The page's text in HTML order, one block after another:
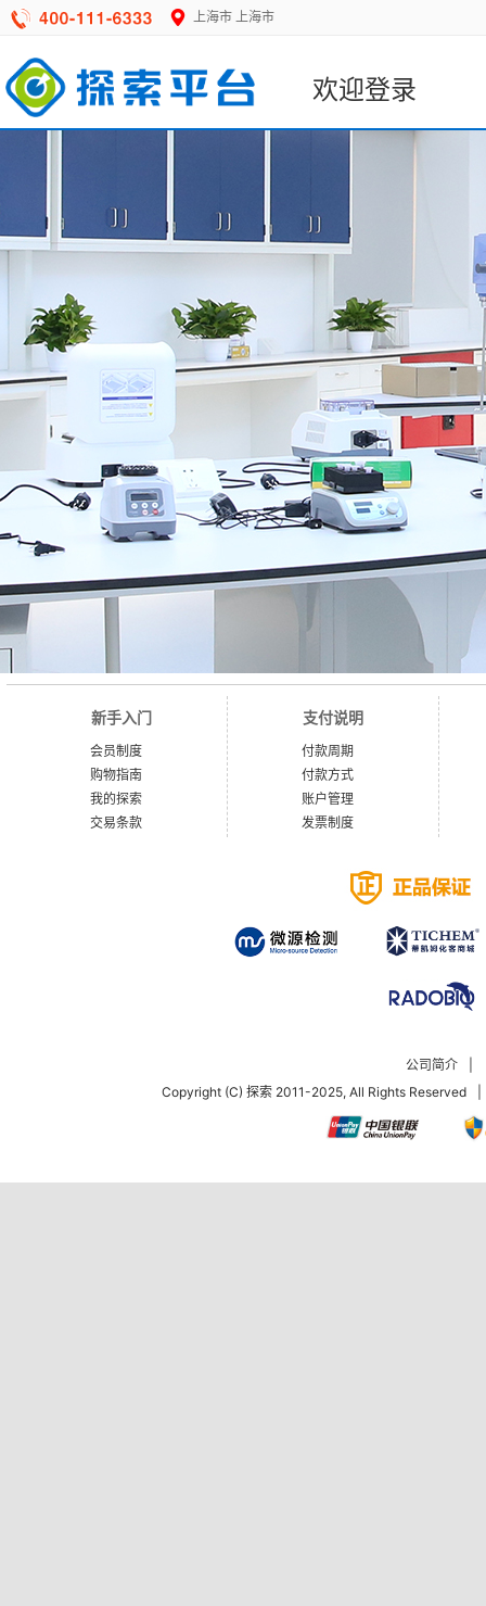
上海市 上海市
欢迎登录
新手入门
会员制度
购物指南
我的探索
交易条款
支付说明
付款周期
付款方式
账户管理
发票制度
公司简介
Copyright (C) 探索 2011-2025, All Rights Reserved